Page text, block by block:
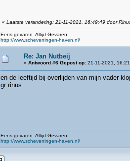
« Laatste verandering: 21-11-2021, 16:49:49 door
Eens gevaren Altijd Gevaren
http://www.scheveningen-haven.nl/
Re: Jan Nutbeij
« Antwoord #6 Gepost op:21-11-2021,
en de leeftijd bij overlijden van mijn vader
gr rinus
Eens gevaren Altijd Gevaren
http://www.scheveningen-haven.nl/